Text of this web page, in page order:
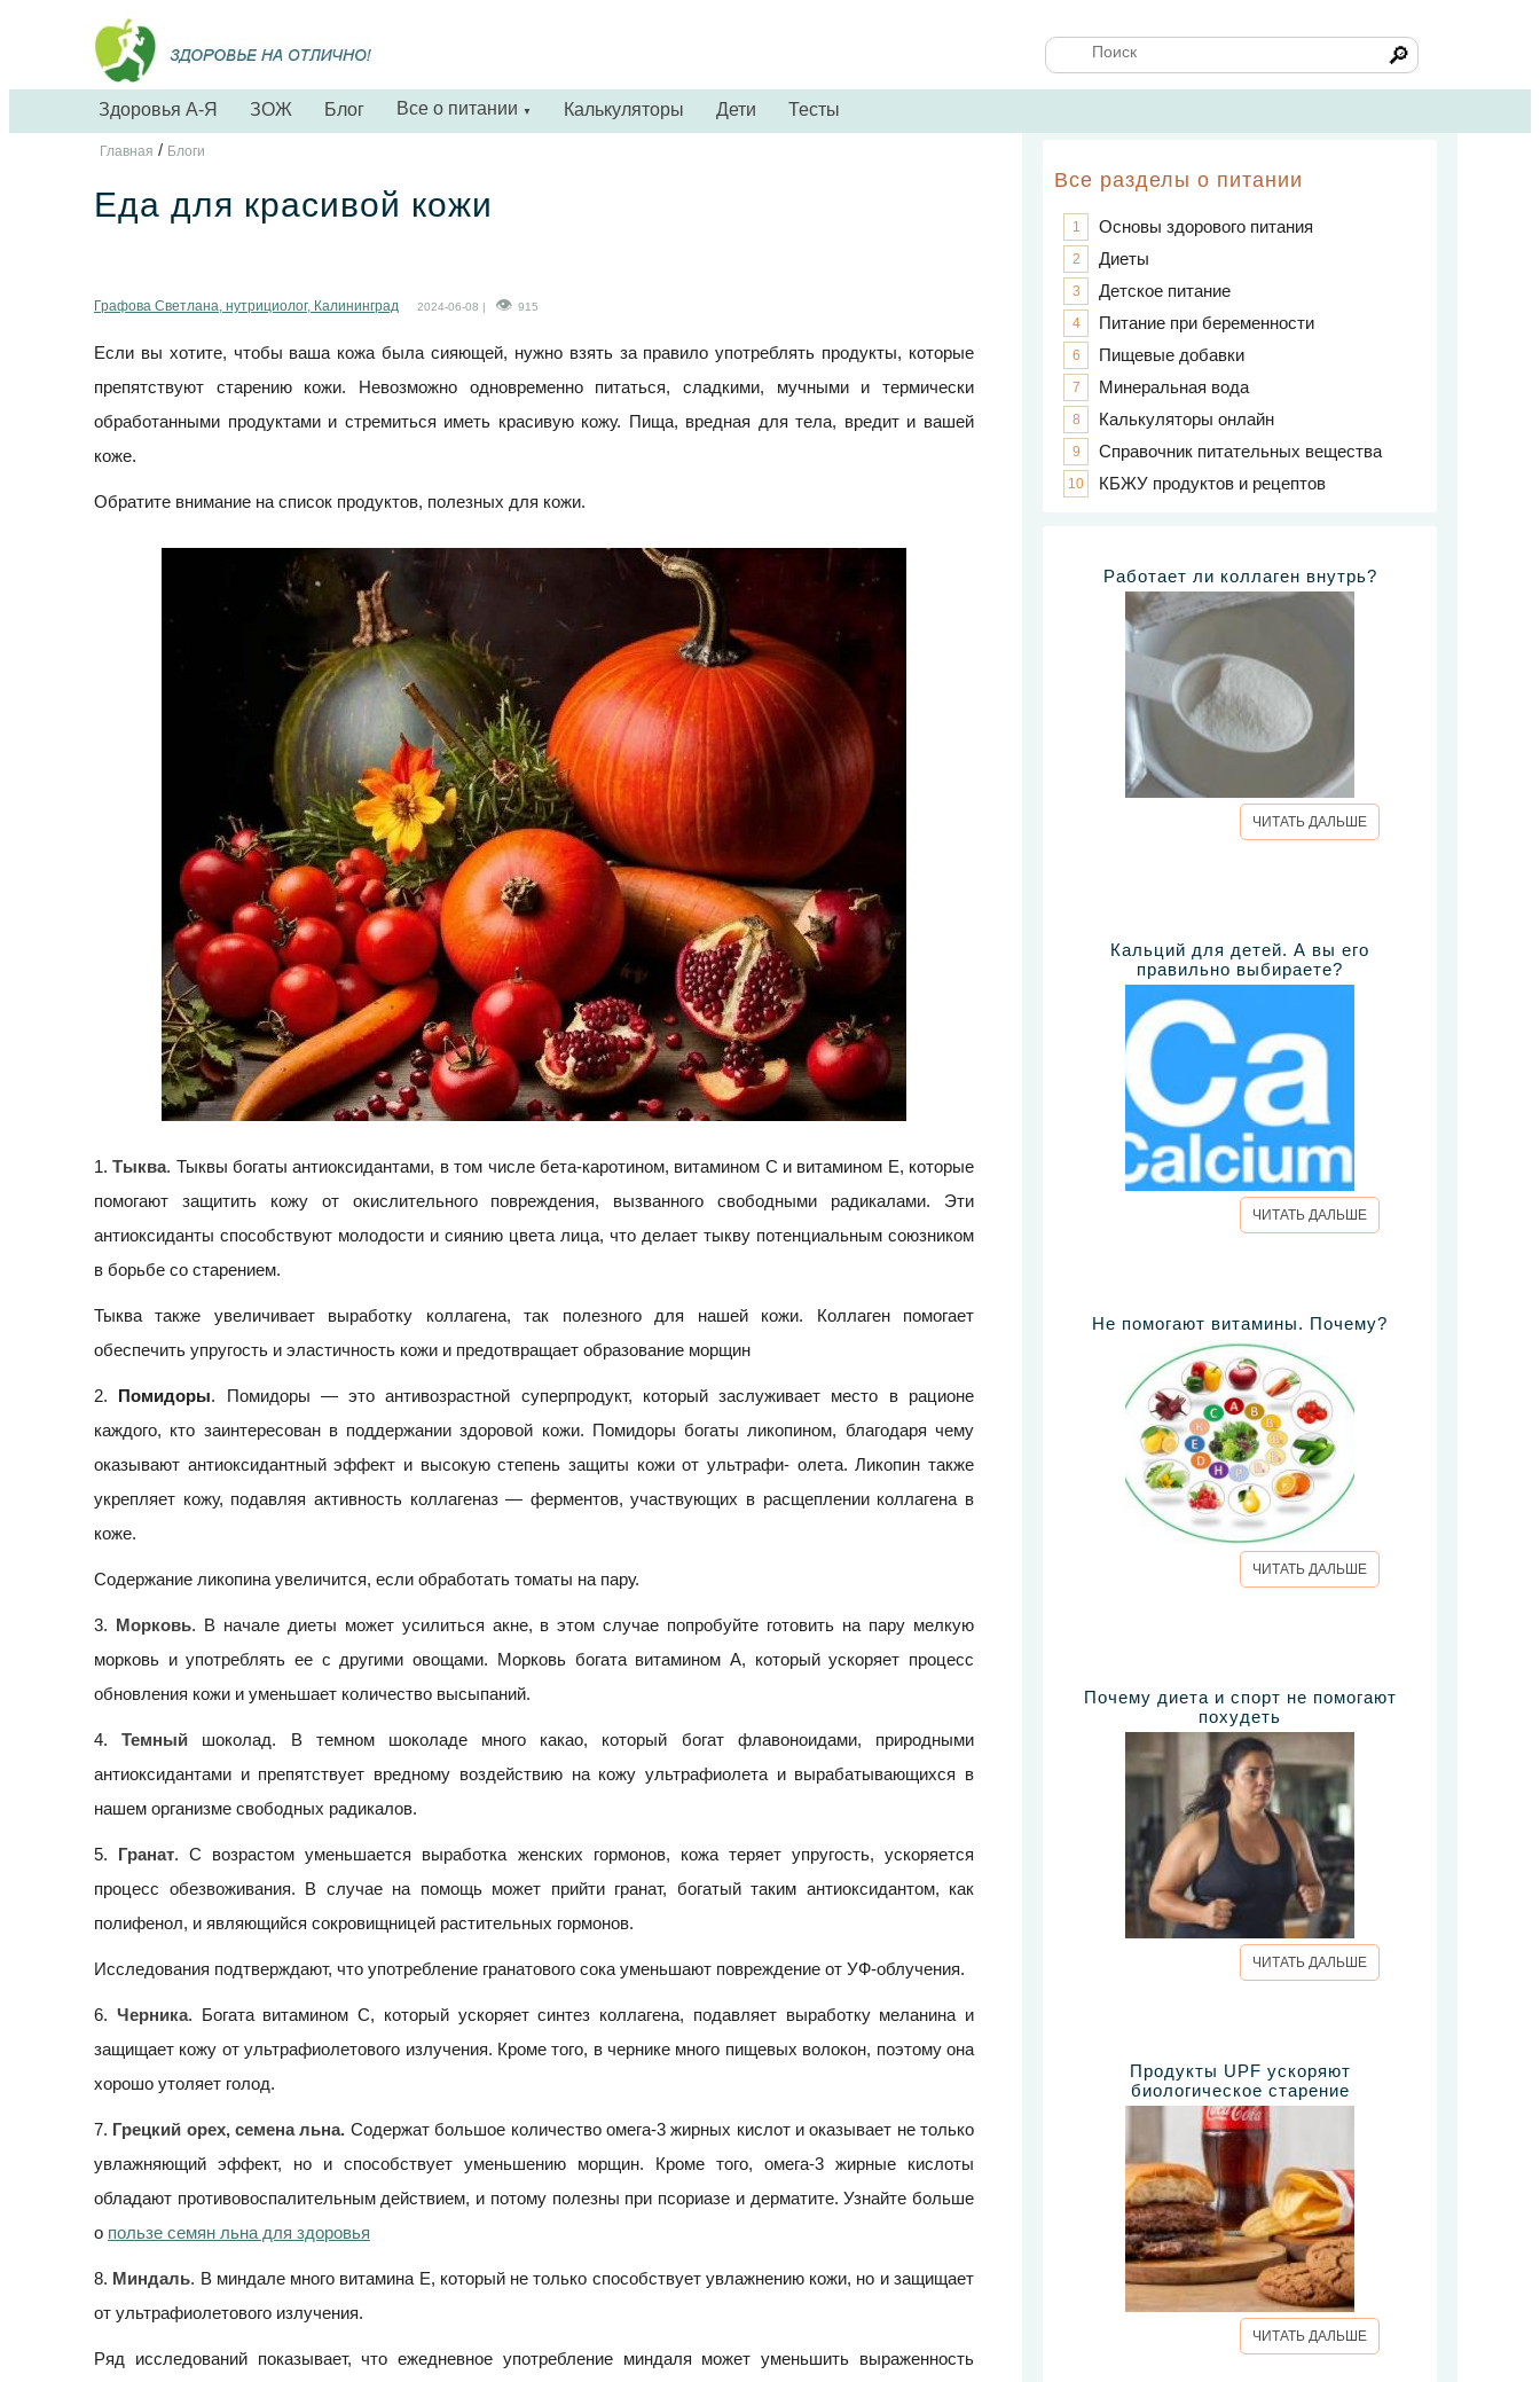
🔎
Здоровья А-Я ЗОЖ Блог Все о питании ▼ Калькуляторы Дети Тесты
Главная / Блоги
Еда для красивой кожи
Графова Светлана, нутрициолог, Калининград 2024-06-08 | 915
Если вы хотите, чтобы ваша кожа была сияющей, нужно взять за правило употреблять продукты, которые
препятствуют старению кожи. Невозможно одновременно питаться, сладкими, мучными и термически
обработанными продуктами и стремиться иметь красивую кожу. Пища, вредная для тела, вредит и вашей
коже.
Обратите внимание на список продуктов, полезных для кожи.
1.Тыква. Тыквы богаты антиоксидантами, в том числе бета-каротином, витамином С и витамином Е, которые
помогают защитить кожу от окислительного повреждения, вызванного свободными радикалами. Эти
антиоксиданты способствуют молодости и сиянию цвета лица, что делает тыкву потенциальным союзником
в борьбе со старением.
Тыква также увеличивает выработку коллагена, так полезного для нашей кожи. Коллаген помогает
обеспечить упругость и эластичность кожи и предотвращает образование морщин
2. Помидоры. Помидоры — это антивозрастной суперпродукт, который заслуживает место в рационе
каждого, кто заинтересован в поддержании здоровой кожи. Помидоры богаты ликопином, благодаря чему
оказывают антиоксидантный эффект и высокую степень защиты кожи от ультрафи- олета. Ликопин также
укрепляет кожу, подавляя активность коллагеназ — ферментов, участвующих в расщеплении коллагена в
коже.
Содержание ликопина увеличится, если обработать томаты на пару.
3. Морковь. В начале диеты может усилиться акне, в этом случае попробуйте готовить на пару мелкую
морковь и употреблять ее с другими овощами. Морковь богата витамином А, который ускоряет процесс
обновления кожи и уменьшает количество высыпаний.
4.Темный шоколад. В темном шоколаде много какао, который богат флавоноидами, природными
антиоксидантами и препятствует вредному воздействию на кожу ультрафиолета и вырабатывающихся в
нашем организме свободных радикалов.
5. Гранат. С возрастом уменьшается выработка женских гормонов, кожа теряет упругость, ускоряется
процесс обезвоживания. В случае на помощь может прийти гранат, богатый таким антиоксидантом, как
полифенол, и являющийся сокровищницей растительных гормонов.
Исследования подтверждают, что употребление гранатового сока уменьшают повреждение от УФ-облучения.
6. Черника. Богата витамином С, который ускоряет синтез коллагена, подавляет выработку меланина и
защищает кожу от ультрафиолетового излучения. Кроме того, в чернике много пищевых волокон, поэтому она
хорошо утоляет голод.
7. Грецкий орех, семена льна. Содержат большое количество омега-3 жирных кислот и оказывает не только
увлажняющий эффект, но и способствует уменьшению морщин. Кроме того, омега-3 жирные кислоты
обладают противовоспалительным действием, и потому полезны при псориазе и дерматите. Узнайте больше
о пользе семян льна для здоровья
8. Миндаль. В миндале много витамина Е, который не только способствует увлажнению кожи, но и защищает
от ультрафиолетового излучения.
Ряд исследований показывает, что ежедневное употребление миндаля может уменьшить выраженность
Все разделы о питании
1 Основы здорового питания
2 Диеты
3 Детское питание
4 Питание при беременности
6 Пищевые добавки
7 Минеральная вода
8 Калькуляторы онлайн
9 Справочник питательных вещества
10 КБЖУ продуктов и рецептов
Работает ли коллаген внутрь?
ЧИТАТЬ ДАЛЬШЕ
Кальций для детей. А вы его
правильно выбираете?
ЧИТАТЬ ДАЛЬШЕ
Не помогают витамины. Почему?
ЧИТАТЬ ДАЛЬШЕ
Почему диета и спорт не помогают
похудеть
ЧИТАТЬ ДАЛЬШЕ
Продукты UPF ускоряют
биологическое старение
ЧИТАТЬ ДАЛЬШЕ